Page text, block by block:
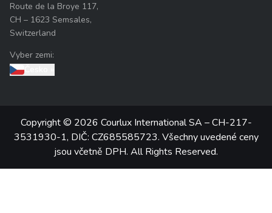
Route de la Broye 117,
CH – 1623 Semsales,
Switzerland
Vyber zemi:
Copyright © 2026 Courlux International SA – CH-217-
3531930-1, DIČ: CZ685585723. Všechny uvedené ceny
jsou včetně DPH. All Rights Reserved.